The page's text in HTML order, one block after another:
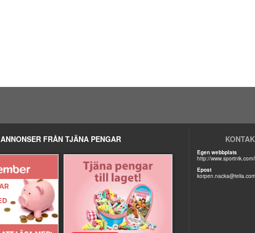
ANNONSER FRÅN TJÄNA PENGAR
Egen webbplats
http://
Epost
korpen.nacka@telia.com